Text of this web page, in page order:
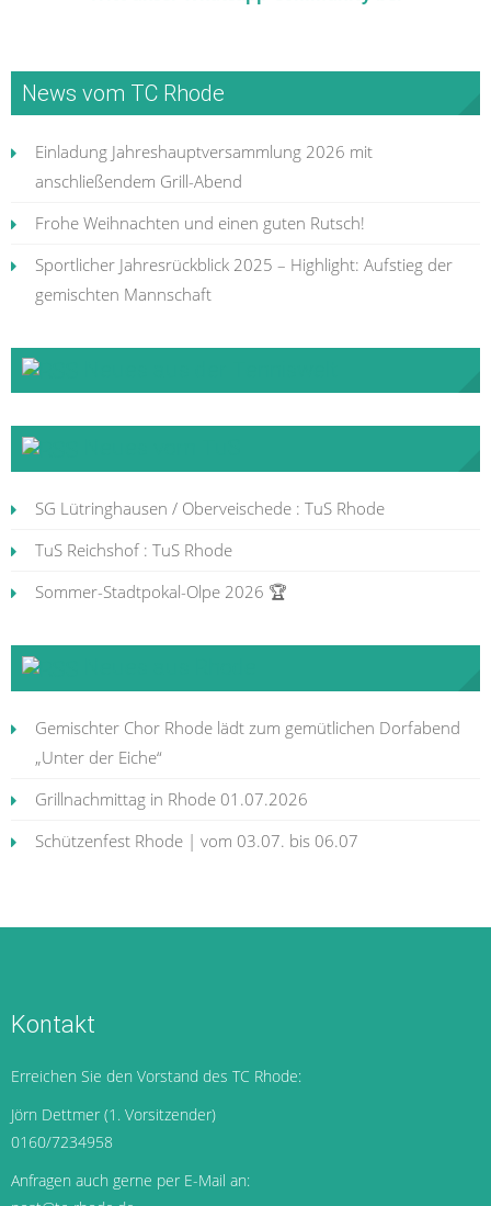
News vom TC Rhode
Einladung Jahreshauptversammlung 2026 mit
anschließendem Grill-Abend
Frohe Weihnachten und einen guten Rutsch!
Sportlicher Jahresrückblick 2025 – Highlight: Aufstieg der
gemischten Mannschaft
SG Lütringhausen / Oberveischede : TuS Rhode
TuS Reichshof : TuS Rhode
Sommer-Stadtpokal-Olpe 2026 🏆
Gemischter Chor Rhode lädt zum gemütlichen Dorfabend
„Unter der Eiche“
Grillnachmittag in Rhode 01.07.2026
Schützenfest Rhode | vom 03.07. bis 06.07
Kontakt
Erreichen Sie den Vorstand des TC Rhode:
Jörn Dettmer (1. Vorsitzender)
0160/7234958
Anfragen auch gerne per E-Mail an: